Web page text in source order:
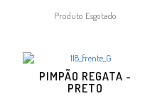
Produto Esgotado
PIMPÃO REGATA -
PRETO